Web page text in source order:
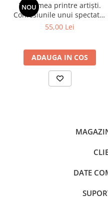
NOU
Viața mea printre artiști.
Confesiunile unui spectator
fidel
55,00 Lei
ADAUGA IN COS
DATE